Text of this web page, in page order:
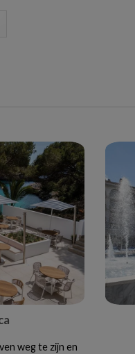
weg te zijn en